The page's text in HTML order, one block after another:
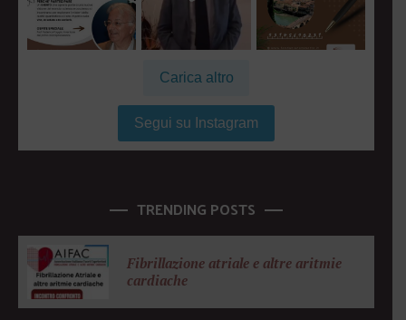
Carica altro
Segui su Instagram
TRENDING POSTS
Fibrillazione atriale e altre aritmie
cardiache